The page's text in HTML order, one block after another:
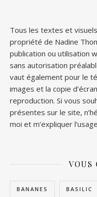
Tous les textes et
propriété de Nadine
publication ou utilisation
sans autorisation
vaut également pour le
images et la copie
reproduction. Si vous
présentes sur le site,
moi et m’expliquer
VOUS
BANANES BASILIC